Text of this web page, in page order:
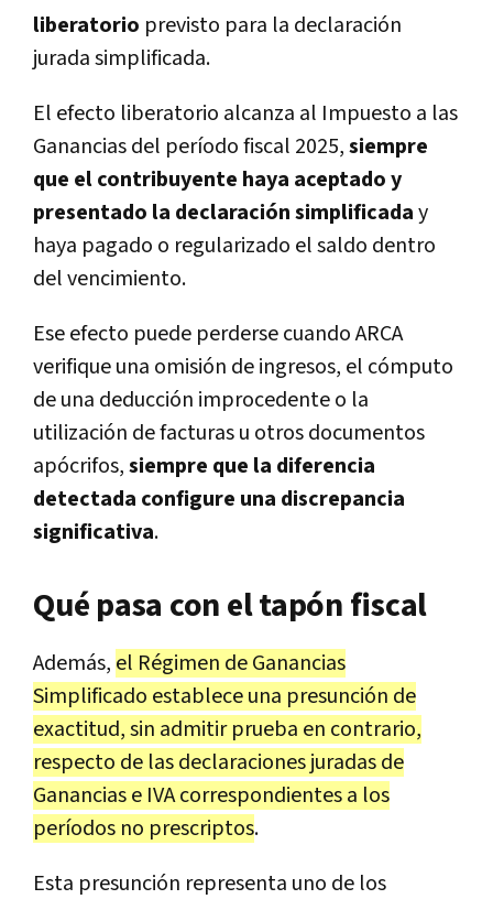
liberatorio previsto para la declaración
jurada simplificada.
El efecto liberatorio alcanza al Impuesto a las
Ganancias del período fiscal 2025,siempre
que el contribuyente haya aceptado y
presentado la declaración simplificaday
haya pagado o regularizado el saldo dentro
del vencimiento.
Ese efecto puede perderse cuando ARCA
verifique una omisión de ingresos, el cómputo
de una deducción improcedente o la
utilización de facturas u otros documentos
apócrifos,siempre que la diferencia
detectada configure una discrepancia
significativa.
Qué pasa con el tapón fiscal
Además, el Régimen de Ganancias
Simplificado establece una presunción de
exactitud, sin admitir prueba en contrario,
respecto de las declaraciones juradas de
Ganancias e IVA correspondientes a los
períodos no prescriptos.
Esta presunción representa uno de los